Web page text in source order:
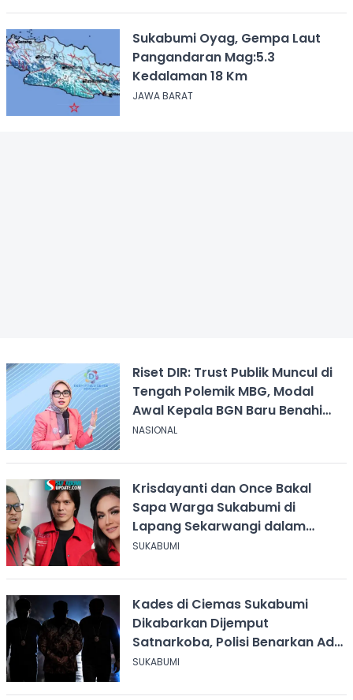
Sukabumi Oyag, Gempa Laut
Pangandaran Mag:5.3
Kedalaman 18 Km
JAWA BARAT
Riset DIR: Trust Publik Muncul di
Tengah Polemik MBG, Modal
Awal Kepala BGN Baru Benahi
Program
NASIONAL
Krisdayanti dan Once Bakal
Sapa Warga Sukabumi di
Lapang Sekarwangi dalam
Rangka Hari ASI Sedunia
SUKABUMI
Kades di Ciemas Sukabumi
Dikabarkan Dijemput
Satnarkoba, Polisi Benarkan Ada
Penindakan
SUKABUMI